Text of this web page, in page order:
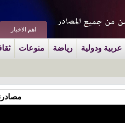
اهم الاخبار
عربية ودولية رياضة منوعات